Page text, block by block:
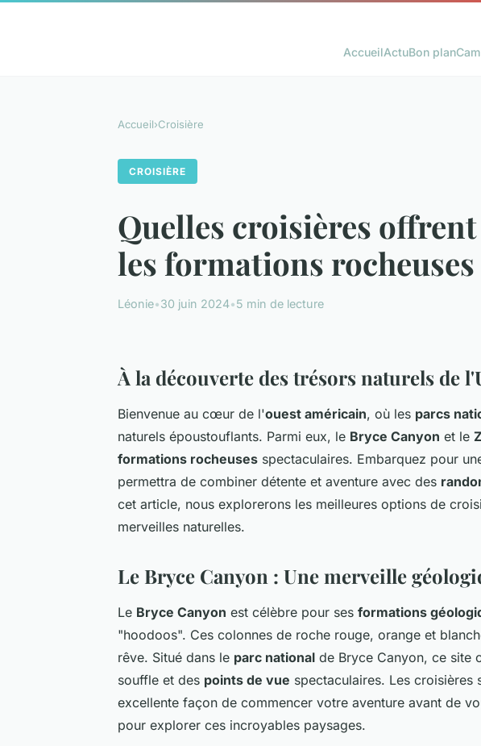
AccueilActuBon plan
Accueil›Croisière
CROISIÈRE
Quelles croisières
les formations rocheuses
Léonie•30 juin 2024•5 min de lecture
À la découverte des trésors naturels de
Bienvenue au cœur de l'ouest américain, où les parcs
naturels époustouflants. Parmi eux, le Bryce Canyon et le
formations rocheuses spectaculaires. Embarquez pour
permettra de combiner détente et aventure avec des
cet article, nous explorerons les meilleures options de
merveilles naturelles.
Le Bryce Canyon : Une merveille
Le Bryce Canyon est célèbre pour ses formations
"hoodoos". Ces colonnes de roche rouge, orange et
rêve. Situé dans le parc national de Bryce Canyon, ce site
souffle et des points de vue spectaculaires. Les croisières
excellente façon de commencer votre aventure avant de
pour explorer ces incroyables paysages.